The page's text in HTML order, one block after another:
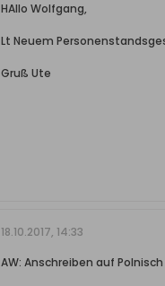
HAllo Wolfgang,
Lt Neuem
Gruß Ute
18.10.2017, 14:33
AW: Anschreiben auf